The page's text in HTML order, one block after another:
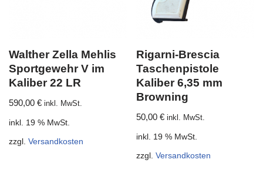
Walther Zella Mehlis
Sportgewehr V im
Kaliber 22 LR
590,00 € inkl. MwSt.
inkl. 19 % MwSt.
zzgl. Versandkosten
Rigarni-Brescia
Taschenpistole
Kaliber 6,35 mm
Browning
50,00€ inkl. MwSt.
inkl. 19 % MwSt.
zzgl.Versandkosten